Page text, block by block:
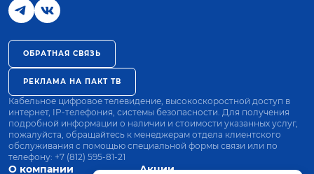
О компании Акции
ОБРАТНАЯ СВЯЗЬ
РЕКЛАМА НА ПАКТ ТВ
Кабельное цифровое телевидение, высокоскоростной доступ в
интернет, IP-телефония, системы безопасности. Для получения
подробной информации о наличии и стоимости указанных услуг,
пожалуйста, обращайтесь к менеджерам отдела клиентского
обслуживания с помощью специальной формы связи или по
телефону: +7 (812) 595-81-21